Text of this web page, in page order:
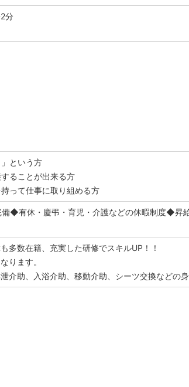
分
という方
ることが出来る方
って仕事に取り組める方
◆有休・慶弔・育児・介護などの休暇制度◆
多数在籍、充実した研修でスキルUP！！
ります。
介助、入浴介助、移動介助、シーツ交換などの